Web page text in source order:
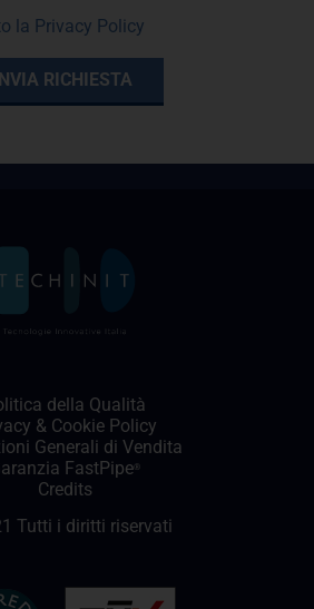
la Privacy Policy
della Qualità
& Cookie Policy
Generali di Vendita
FastPipe ®
Credits
Tutti i diritti riservati